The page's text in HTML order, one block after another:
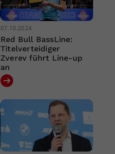
07.10.2024
Red Bull BassLine:
Titelverteidiger
Zverev führt Line-up
an